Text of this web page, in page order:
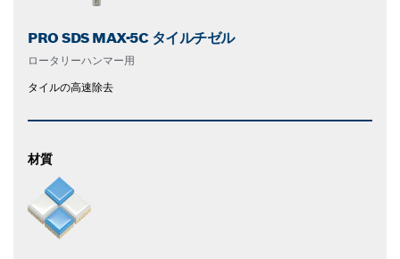
PRO SDS MAX-5C タイルチゼル
ロータリーハンマー用
タイルの高速除去
材質